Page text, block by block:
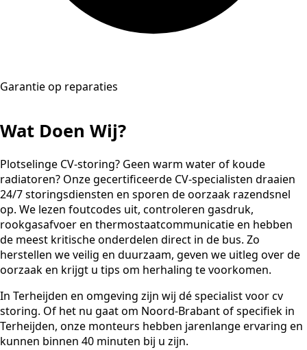
Garantie op reparaties
Wat Doen Wij?
Plotselinge CV-storing? Geen warm water of koude
radiatoren? Onze gecertificeerde CV-specialisten draaien
24/7 storingsdiensten en sporen de oorzaak razendsnel
op. We lezen foutcodes uit, controleren gasdruk,
rookgasafvoer en thermostaatcommunicatie en hebben
de meest kritische onderdelen direct in de bus. Zo
herstellen we veilig en duurzaam, geven we uitleg over de
oorzaak en krijgt u tips om herhaling te voorkomen.
In Terheijden en omgeving zijn wij dé specialist voor cv
storing. Of het nu gaat om Noord-Brabant of specifiek in
Terheijden, onze monteurs hebben jarenlange ervaring en
kunnen binnen 40 minuten bij u zijn.